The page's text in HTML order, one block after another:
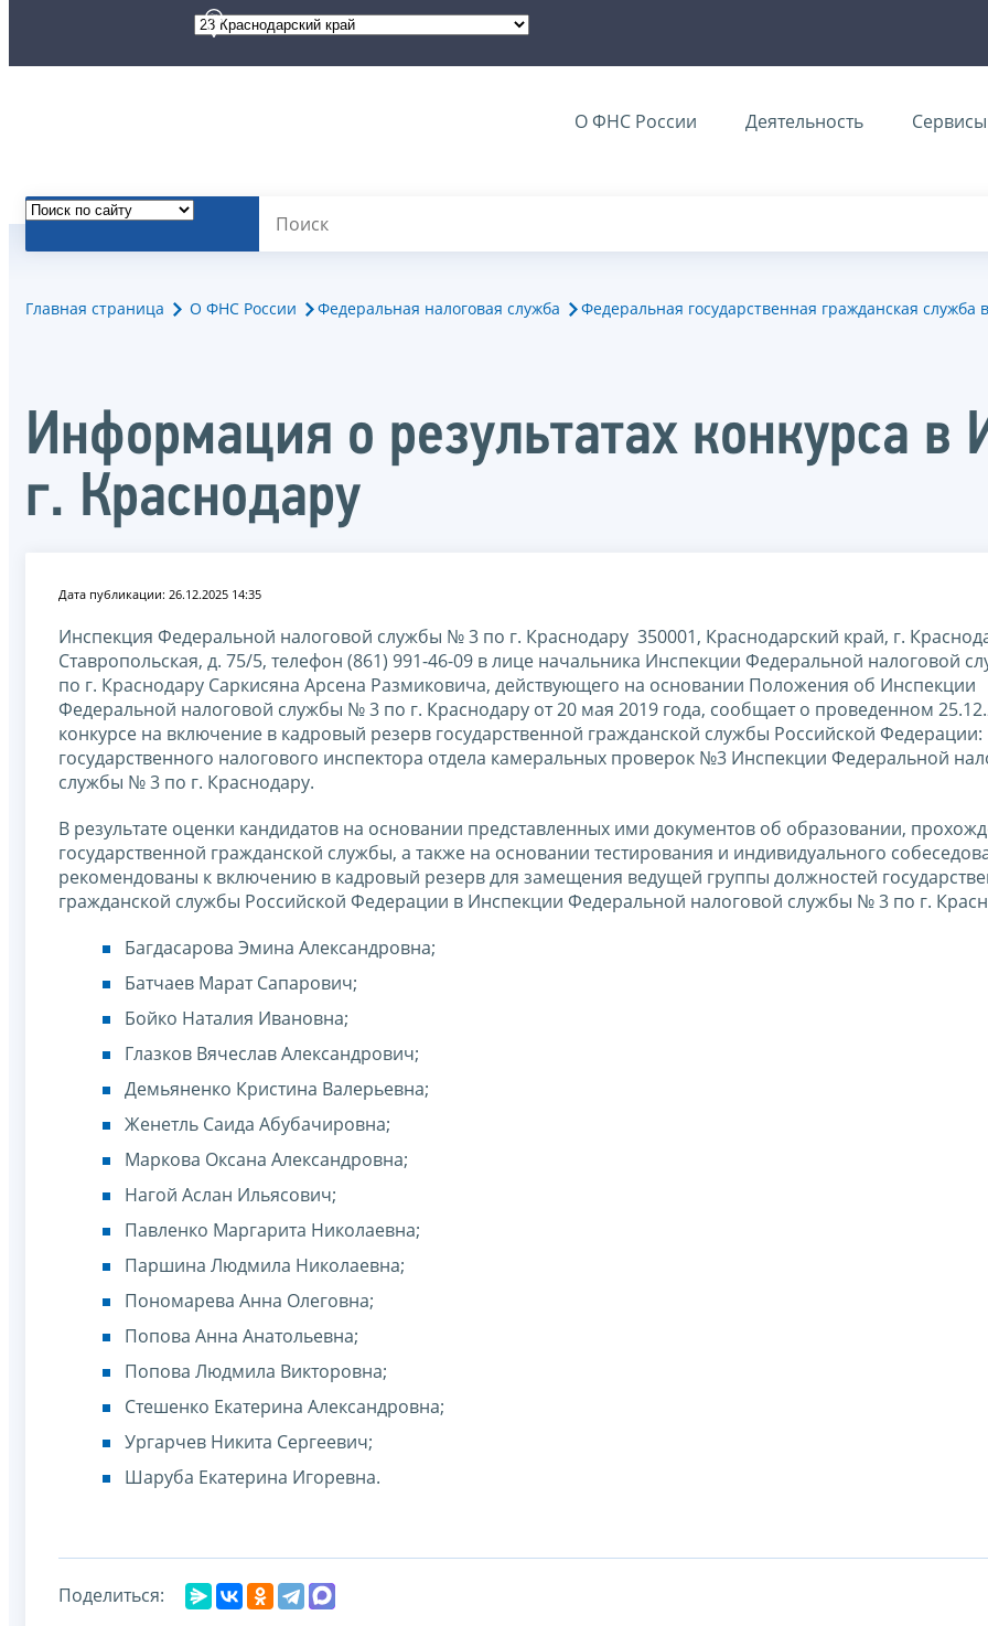
О ФНС России Деятельность Сервисы
Главная страница О ФНС России Федеральная налоговая служба Федеральная государственная гражданская служба
Информация о результатах конкурса
г. Краснодару
Дата публикации: 26.12.2025 14:35
Инспекция Федеральной налоговой службы № 3 по г. Краснодару 350001, Краснодарский край, г.
Ставропольская, д. 75/5, телефон (861) 991-46-09 в лице начальника Инспекции Федеральной налоговой
по г. Краснодару Саркисяна Арсена Размиковича, действующего на основании Положения об Инспекции
Федеральной налоговой службы № 3 по г. Краснодару от 20 мая 2019 года, сообщает о проведенном
конкурсе на включение в кадровый резерв государственной гражданской службы Российской Федерации:
государственного налогового инспектора отдела камеральных проверок №3 Инспекции Федеральной
службы № 3 по г. Краснодару.
В результате оценки кандидатов на основании представленных ими документов об образовании,
государственной гражданской службы, а также на основании тестирования и индивидуального
рекомендованы к включению в кадровый резерв для замещения ведущей группы должностей
гражданской службы Российской Федерации в Инспекции Федеральной налоговой службы № 3 по г.
Багдасарова Эмина Александровна;
Батчаев Марат Сапарович;
Бойко Наталия Ивановна;
Глазков Вячеслав Александрович;
Демьяненко Кристина Валерьевна;
Женетль Саида Абубачировна;
Маркова Оксана Александровна;
Нагой Аслан Ильясович;
Павленко Маргарита Николаевна;
Паршина Людмила Николаевна;
Пономарева Анна Олеговна;
Попова Анна Анатольевна;
Попова Людмила Викторовна;
Стешенко Екатерина Александровна;
Ургарчев Никита Сергеевич;
Шаруба Екатерина Игоревна.
Поделиться: